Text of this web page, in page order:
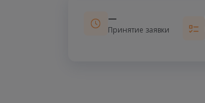
—
Принятие заявки